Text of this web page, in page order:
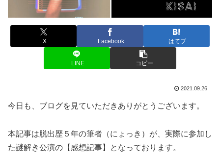
X Facebook はてブ
LINE コピー
2021.09.26
今日も、ブログを見ていただきありがとうございます。
本記事は脱出歴５年の筆者（にょっき）が、実際に参加し
た謎解き公演の【感想記事】となっております。